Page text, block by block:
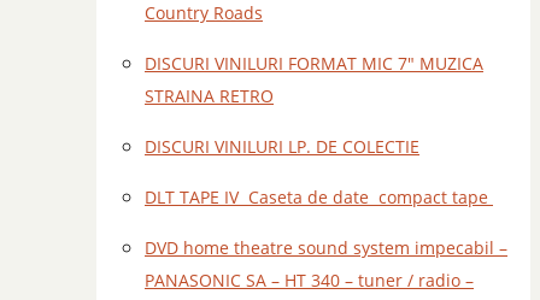
Country Roads
DISCURI VINILURI FORMAT MIC 7" MUZICA
STRAINA RETRO
DISCURI VINILURI LP. DE COLECTIE
DLT TAPE IV Caseta de date compact tape
DVD home theatre sound system impecabil –
PANASONIC SA – HT 340 – tuner / radio –